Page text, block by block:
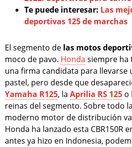
Te puede interesar: Las
deportivas 125 de marchas
El segmento de las motos
moco de pavo. Honda siempre ha
una firma candidata para llevarse
pastel, pero desde que
Yamaha R125, la Aprilia RS 125 o
reinas del segmento. Sobre todo
moderno motor de distribución
Honda ha lanzado esta CBR150R
antes ya hizo en Indonesia,